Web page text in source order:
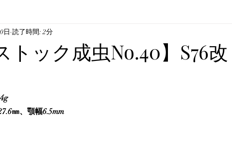
ル・飼育方法
韓ビノ美形コンテスト
トック成虫No.40】S76改
日 読了時間: 2分
㎜、顎幅6.5mm